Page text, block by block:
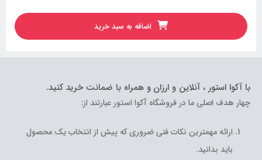
اضافه به سبد خرید
با آکوا استور ، آنلاین و ارزان و همراه با ضمانت خرید کنید.
چهار هدف اصلی ما در فروشگاه آکوا استور عبارتند از:
ارائه مهمترین نکات فنی ضروری که پیش از انتخاب یک محصول
باید بدانید.